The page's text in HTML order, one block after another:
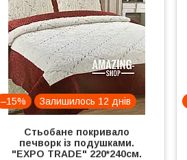
–15% Залишилось 12 днів
Стьобане покривало
печворк із подушками.
"EXPO TRADE" 220*240см.